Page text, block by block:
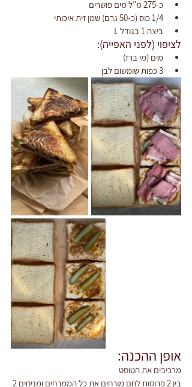
כ-275 מ”ל מים פושרים
1/4 כוס (כ-50 גרם) שמן זית איכותי
ביצה 1 בגודל L
לציפוי (לפני האפייה):
מים (מי ברז)
3 כפות שומשום לבן
אופן ההכנה:
מרכיבים את הטוסט